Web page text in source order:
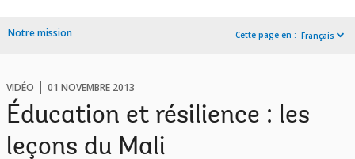
Notre mission Cette page en : Français
VIDÉO 01 NOVEMBRE 2013
Éducation et résilience : les
leçons du Mali